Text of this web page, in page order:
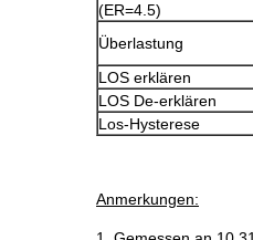
(ER=4.5)
Überlastung
LOS erklären
LOS De-erklären
Los-Hysterese
Anmerkungen: